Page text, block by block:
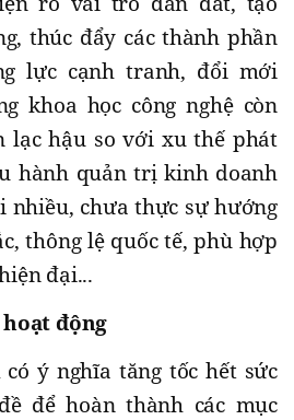
thúc đẩy các thành phần
lực cạnh tranh, đổi mới
khoa học công nghệ còn
lạc hậu so với xu thế phát
hành quản trị kinh doanh
nhiều, chưa thực sự hướng
thông lệ quốc tế, phù hợp
đại...
động
ý nghĩa tăng tốc hết sức
để hoàn thành các mục